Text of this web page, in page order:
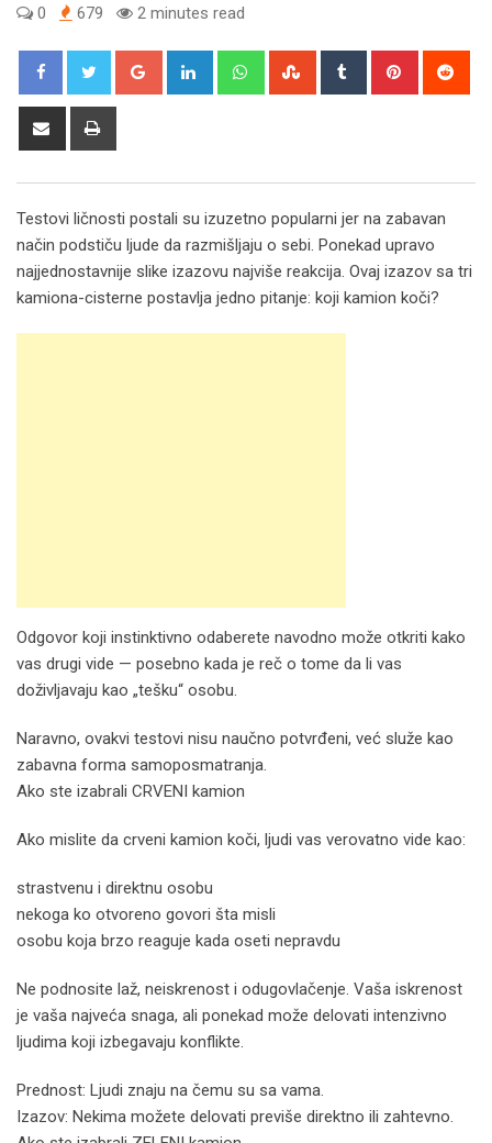
0 679 2 minutes read
Google+ LinkedIn WhatsappStumbleUpon
Tumblr Pinterest
Share
Testovi ličnosti postali su izuzetno popularni jer na zabavan
način podstiču ljude da razmišljaju o sebi. Ponekad upravo
najjednostavnije slike izazovu najviše reakcija. Ovaj izazov sa tri
kamiona-cisterne postavlja jedno pitanje: koji kamion koči?
Odgovor koji instinktivno odaberete navodno može otkriti kako
vas drugi vide — posebno kada je reč o tome da li vas
doživljavaju kao „tešku“ osobu.
Naravno, ovakvi testovi nisu naučno potvrđeni, već služe kao
zabavna forma samoposmatranja.
Ako ste izabrali CRVENI kamion
Ako mislite da crveni kamion koči, ljudi vas verovatno vide kao:
strastvenu i direktnu osobu
nekoga ko otvoreno govori šta misli
osobu koja brzo reaguje kada oseti nepravdu
Ne podnosite laž, neiskrenost i odugovlačenje. Vaša iskrenost
je vaša najveća snaga, ali ponekad može delovati intenzivno
ljudima koji izbegavaju konflikte.
Prednost: Ljudi znaju na čemu su sa vama.
Izazov: Nekima možete delovati previše direktno ili zahtevno.